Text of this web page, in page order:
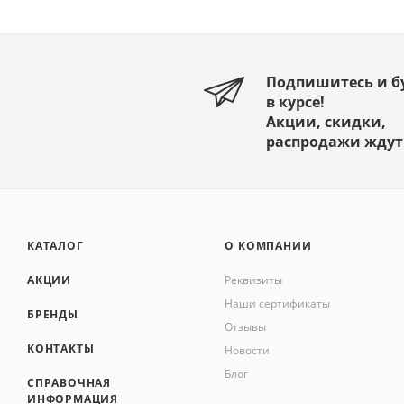
Подпишитесь и
в курсе!
Акции, скидки,
распродажи
КАТАЛОГ
АКЦИИ
БРЕНДЫ
КОНТАКТЫ
СПРАВОЧНАЯ
ИНФОРМАЦИЯ
О КОМПАНИИ
Реквизиты
Наши сертификаты
Отзывы
Новости
Блог